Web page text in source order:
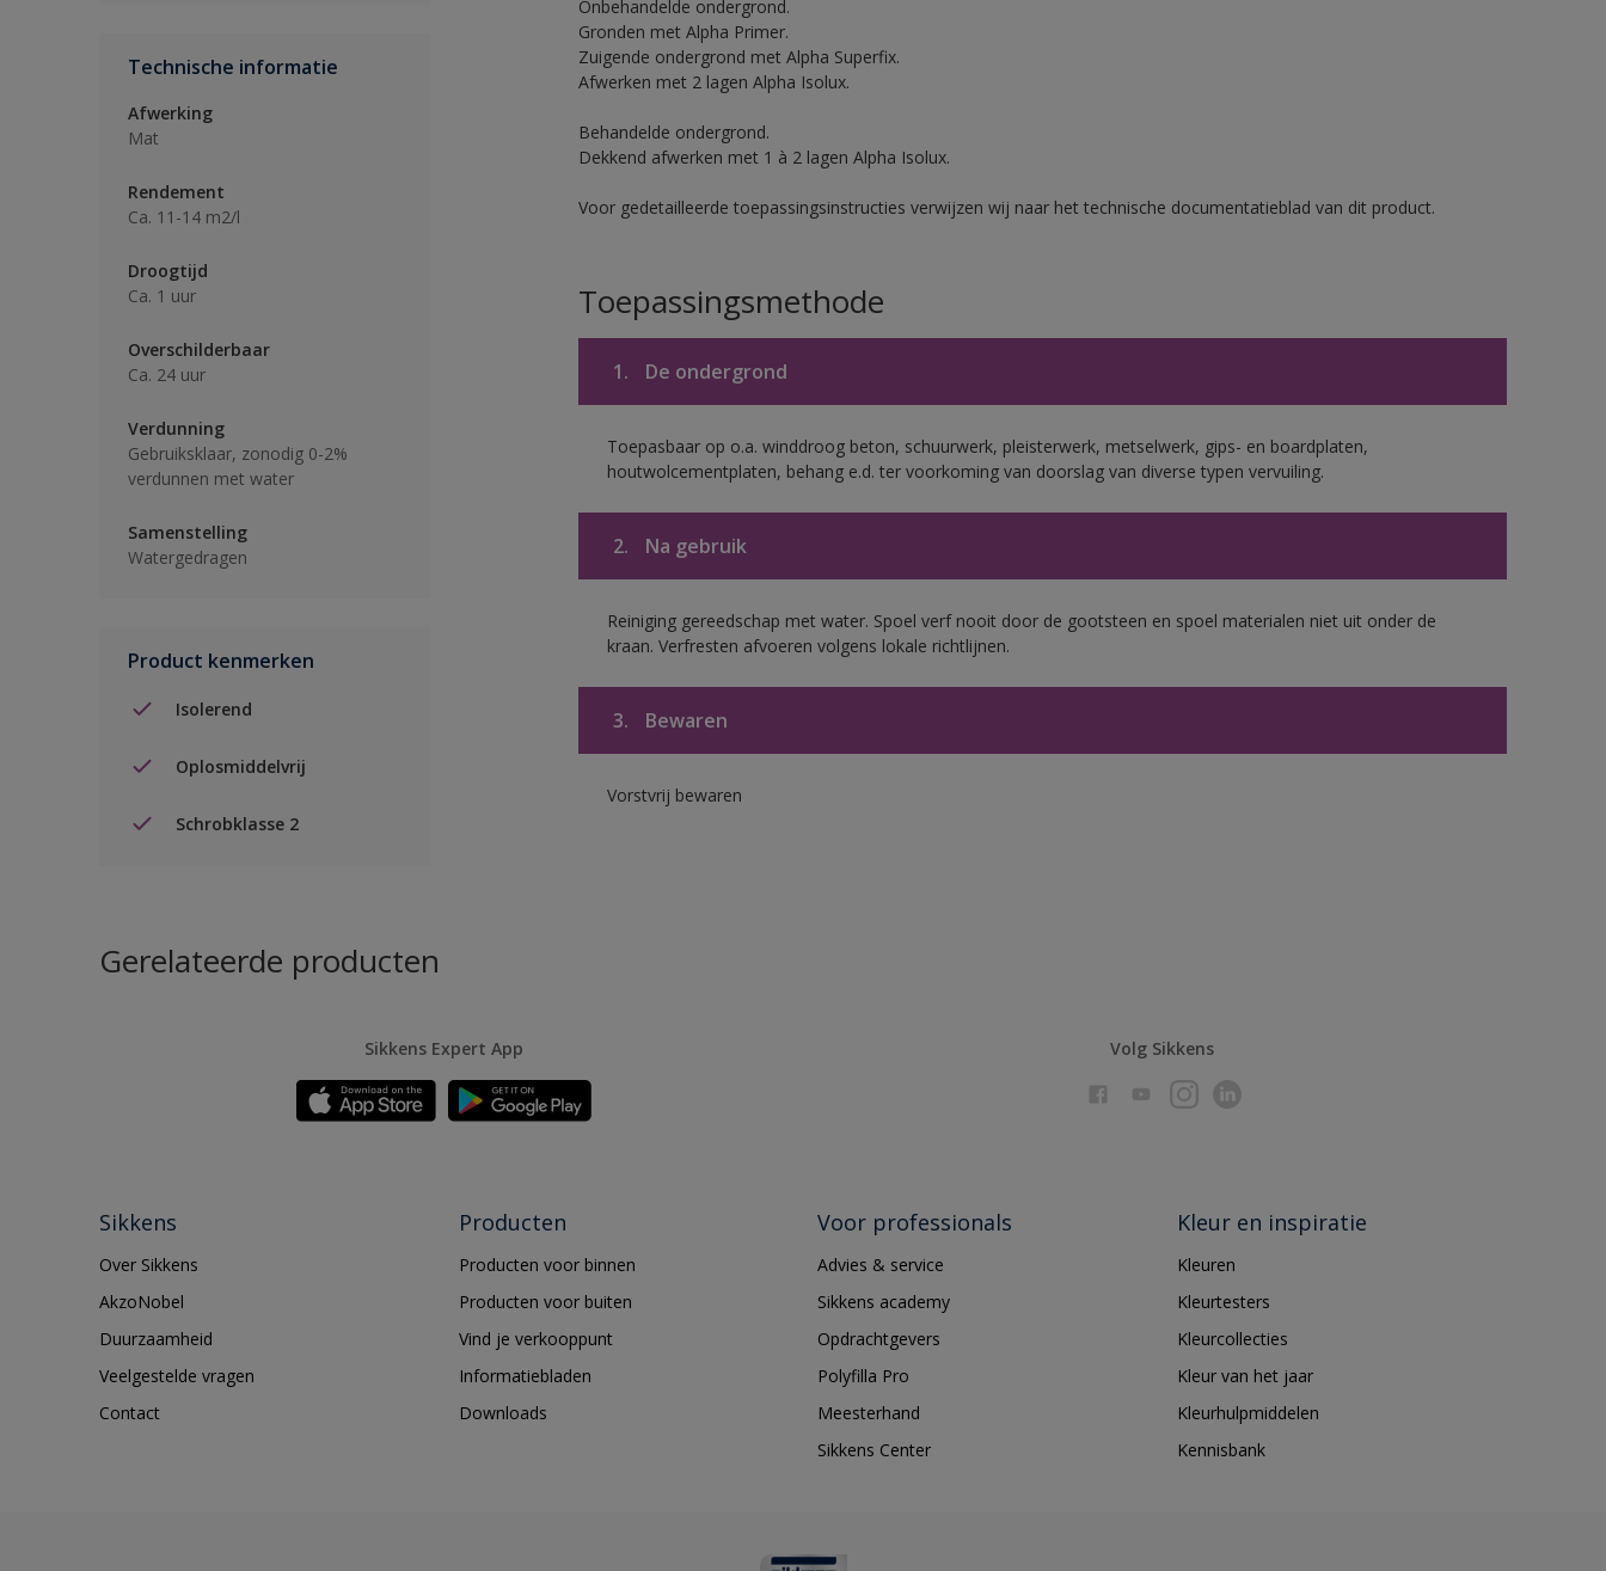
Technische informatie
Afwerking
Mat
Rendement
Ca. 11-14 m2/l
Droogtijd
Ca. 1 uur
Overschilderbaar
Ca. 24 uur
Verdunning
Gebruiksklaar, zonodig 0-2%
verdunnen met water
Samenstelling
Watergedragen
Product kenmerken
Isolerend
Oplosmiddelvrij
Schrobklasse 2
Onbehandelde ondergrond.
Gronden met Alpha Primer.
Zuigende ondergrond met Alpha Superfix.
Afwerken met 2 lagen Alpha Isolux.
Behandelde ondergrond.
Dekkend afwerken met 1 à 2 lagen Alpha Isolux.
Voor gedetailleerde toepassingsinstructies verwijzen wij naar het technische documentatieblad van dit product.
Toepassingsmethode
1. De ondergrond
Toepasbaar op o.a. winddroog beton, schuurwerk, pleisterwerk, metselwerk, gips- en boardplaten,
houtwolcementplaten, behang e.d. ter voorkoming van doorslag van diverse typen vervuiling.
2. Na gebruik
Reiniging gereedschap met water. Spoel verf nooit door de gootsteen en spoel materialen niet uit onder de
kraan. Verfresten afvoeren volgens lokale richtlijnen.
3. Bewaren
Vorstvrij bewaren
Gerelateerde producten
Sikkens Expert App Volg Sikkens
Sikkens
Over Sikkens
AkzoNobel
Duurzaamheid
Veelgestelde vragen
Contact
Producten
Producten voor binnen
Producten voor buiten
Vind je verkooppunt
Informatiebladen
Downloads
Voor professionals
Advies & service
Sikkens academy
Opdrachtgevers
Polyfilla Pro
Meesterhand
Sikkens Center
Kleur en inspiratie
Kleuren
Kleurtesters
Kleurcollecties
Kleur van het jaar
Kleurhulpmiddelen
Kennisbank